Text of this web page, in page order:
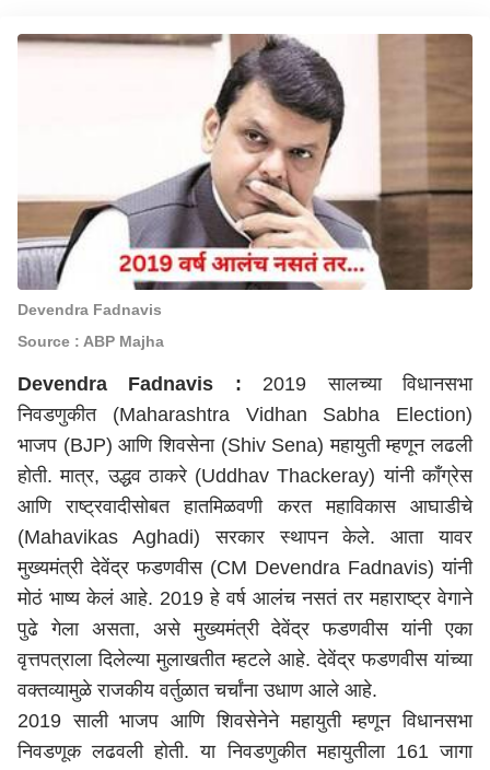
Devendra Fadnavis
Source : ABP Majha
Devendra Fadnavis : 2019 सालच्या विधानसभा
निवडणुकीत (Maharashtra Vidhan Sabha Election)
भाजप (BJP) आणि शिवसेना (Shiv Sena) महायुती म्हणून लढली
होती. मात्र, उद्धव ठाकरे (Uddhav Thackeray) यांनी काँग्रेस
आणि राष्ट्रवादीसोबत हातमिळवणी करत महाविकास आघाडीचे
(Mahavikas Aghadi) सरकार स्थापन केले. आता यावर
मुख्यमंत्री देवेंद्र फडणवीस (CM Devendra Fadnavis) यांनी
मोठं भाष्य केलं आहे. 2019 हे वर्ष आलंच नसतं तर महाराष्ट्र वेगाने
पुढे गेला असता, असे मुख्यमंत्री देवेंद्र फडणवीस यांनी एका
वृत्तपत्राला दिलेल्या मुलाखतीत म्हटले आहे. देवेंद्र फडणवीस यांच्या
वक्तव्यामुळे राजकीय वर्तुळात चर्चांना उधाण आले आहे.
2019 साली भाजप आणि शिवसेनेने महायुती म्हणून विधानसभा
निवडणूक लढवली होती. या निवडणुकीत महायुतीला 161 जागा